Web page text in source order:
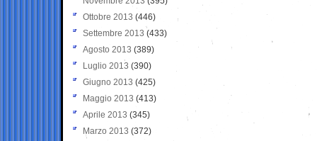
Ottobre 2013 (446)
Settembre 2013 (433)
Agosto 2013 (389)
Luglio 2013 (390)
Giugno 2013 (425)
Maggio 2013 (413)
Aprile 2013 (345)
Marzo 2013 (372)